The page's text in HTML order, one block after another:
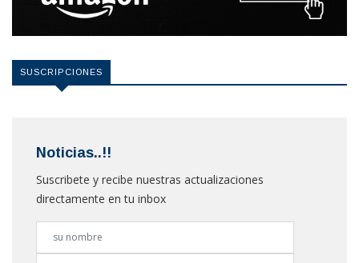
SUSCRIPCIONES
Noticias..!!
Suscribete y recibe nuestras actualizaciones
directamente en tu inbox